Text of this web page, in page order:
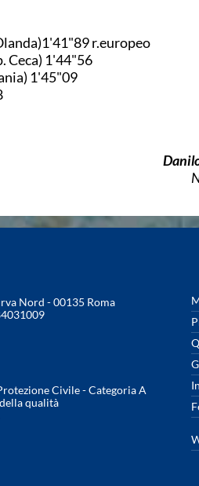
r.europeo
Ceca) 1'44"56
1'45"09
Nord - 00135 Roma
Civile - Categoria A
qualità